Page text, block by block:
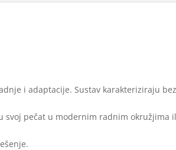
i adaptacije. Sustav karakteriziraju
pečat u modernim radnim okružjima